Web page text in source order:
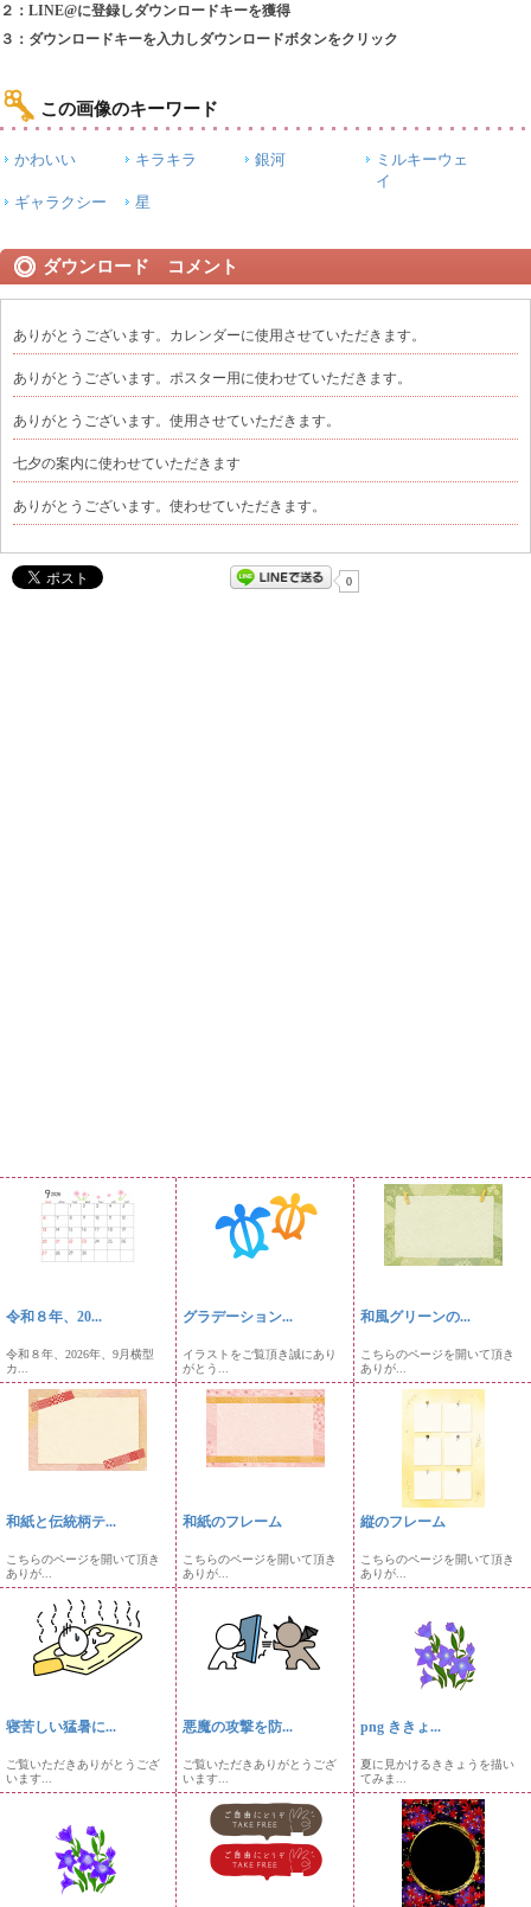
２：LINE@に登録しダウンロードキーを獲得
３：ダウンロードキーを入力しダウンロードボタンをクリック
この画像のキーワード
かわいい キラキラ 銀河
ミルキーウェ
イ
ギャラクシー
星
ダウンロード コメント
ありがとうございます。カレンダーに使用させていただきます。
ありがとうございます。ポスター用に使わせていただきます。
ありがとうございます。使用させていただきます。
七夕の案内に使わせていただきます
ありがとうございます。使わせていただきます。
0
令和８年、20...
令和８年、2026年、9月横型
カ...
グラデーション...
イラストをご覧頂き誠にあり
がとう...
和風グリーンの...
こちらのページを開いて頂き
ありが...
和紙と伝統柄テ...
こちらのページを開いて頂き
ありが...
和紙のフレーム
こちらのページを開いて頂き
ありが...
縦のフレーム
こちらのページを開いて頂き
ありが...
寝苦しい猛暑に...
ご覧いただきありがとうござ
います...
悪魔の攻撃を防...
ご覧いただきありがとうござ
います...
png ききょ...
夏に見かけるききょうを描い
てみま...